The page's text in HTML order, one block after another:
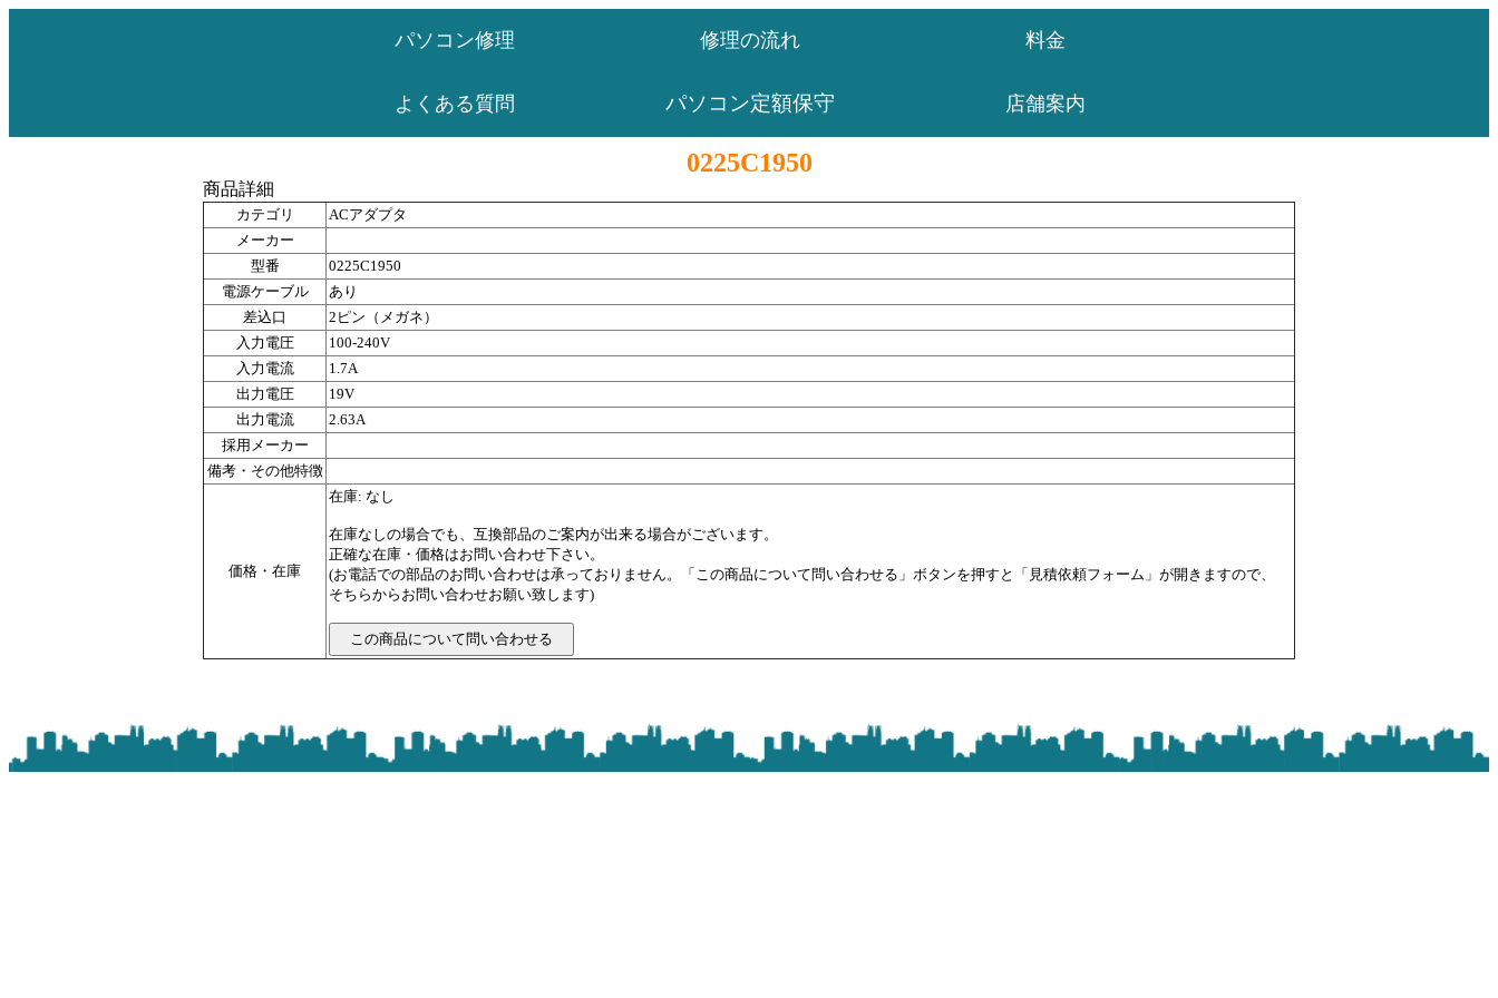
パソコン修理 修理の流れ 料金
よくある質問 パソコン定額保守 店舗案内
0225C1950
商品詳細
カテゴリ
ACアダプタ
メーカー
型番
0225C1950
電源ケーブル
あり
差込口
2ピン（メガネ）
入力電圧
100-240V
入力電流
1.7A
出力電圧
19V
出力電流
2.63A
採用メーカー
備考・その他特徴
価格・在庫
在庫: なし
在庫なしの場合でも、互換部品のご案内が出来る場合がございます。
正確な在庫・価格はお問い合わせ下さい。
(お電話での部品のお問い合わせは承っておりません。「この商品について問い合わせる」ボタンを押すと「見積依頼フォーム」が開きますので、
そちらからお問い合わせお願い致します)